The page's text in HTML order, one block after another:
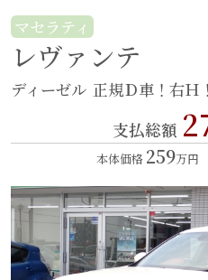
マセラティ
レヴァンテ
ディーゼル 正規Ｄ車！右Ｈ
支払総額
本体価格 259万円